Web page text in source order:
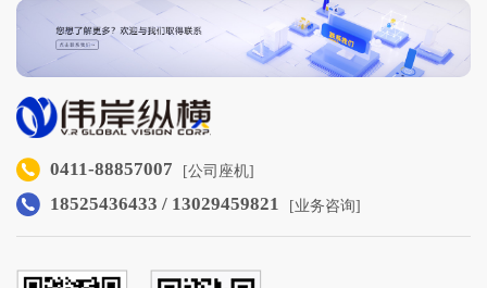
0411-88857007 [公司座机]
18525436433 / 13029459821 [业务咨询]